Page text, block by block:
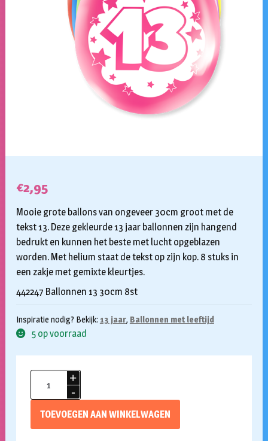
€2,95
Mooie grote ballons van ongeveer 30cm groot met de
tekst 13. Deze gekleurde 13 jaar ballonnen zijn hangend
bedrukt en kunnen het beste met lucht opgeblazen
worden. Met helium staat de tekst op zijn kop. 8 stuks in
een zakje met gemixte kleurtjes.
442247 Ballonnen 13 30cm 8st
Inspiratie nodig? Bekijk: 13 jaar, Ballonnen met leeftijd
5 op voorraad
Ballonnen
TOEVOEGEN AAN WINKELWAGEN